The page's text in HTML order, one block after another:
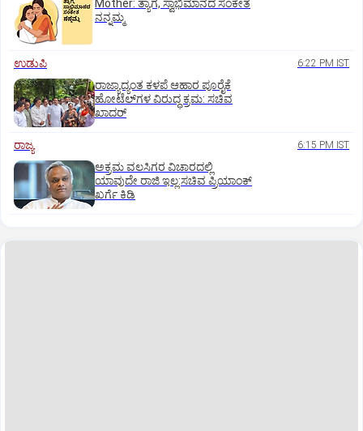
Mother: ತ್ಯಾಗ, ಸ್ವಾಭಿಮಾನದ ಸಂಕೇತ
ನನ್ನಮ್ಮ
ಉಡುಪಿ 6:22 PM IST
ರಾಜ್ಯಾದ್ಯಂತ ಕಳಪೆ ಆಹಾರ ಪೂರೈಕೆ
ಹೋಟೆಲ್‌ಗಳ ವಿರುದ್ಧ ಕ್ರಮ: ಸಚಿವ
ಖಾದರ್
ರಾಜ್ಯ 6:15 PM IST
ಅಕ್ರಮ ವಲಸಿಗರ ವಿಚಾರದಲ್ಲಿ
ಯಾವುದೇ ರಾಜಿ ಇಲ್ಲ:ಸಚಿವ ಪ್ರಿಯಾಂಕ್
ಖರ್ಗೆ ಕಿಡಿ